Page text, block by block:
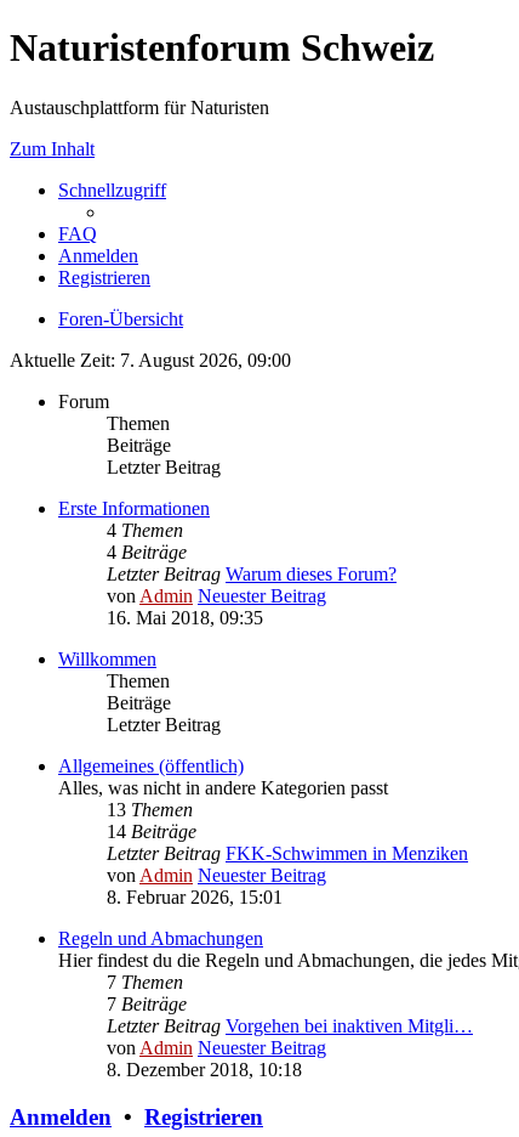
Naturistenforum Schweiz
Austauschplattform für Naturisten
Zum Inhalt
Schnellzugriff
FAQ
Anmelden
Registrieren
Foren-Übersicht
Aktuelle Zeit: 7. August 2026, 09:00
Forum
Themen
Beiträge
Letzter Beitrag
Erste Informationen
4 Themen
4 Beiträge
Letzter Beitrag Warum dieses Forum?
von Admin Neuester Beitrag
16. Mai 2018, 09:35
Willkommen
Themen
Beiträge
Letzter Beitrag
Allgemeines (öffentlich)
Alles, was nicht in andere Kategorien passt
13 Themen
14 Beiträge
Letzter Beitrag FKK-Schwimmen in Menziken
von Admin Neuester Beitrag
8. Februar 2026, 15:01
Regeln und Abmachungen
Hier findest du die Regeln und Abmachungen, die jedes
7 Themen
7 Beiträge
Letzter Beitrag Vorgehen bei inaktiven Mitgli…
von Admin Neuester Beitrag
8. Dezember 2018, 10:18
Anmelden • Registrieren